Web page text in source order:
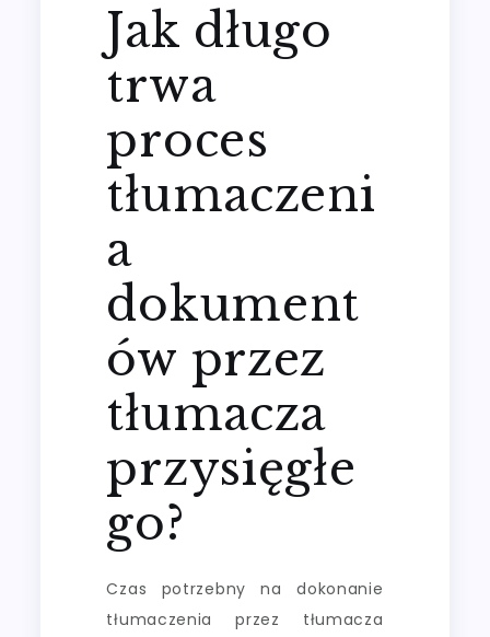
Jak długo
trwa
proces
tłumaczeni
a
dokument
ów przez
tłumacza
przysięgłe
go?
Czas potrzebny na dokonanie
tłumaczenia przez tłumacza